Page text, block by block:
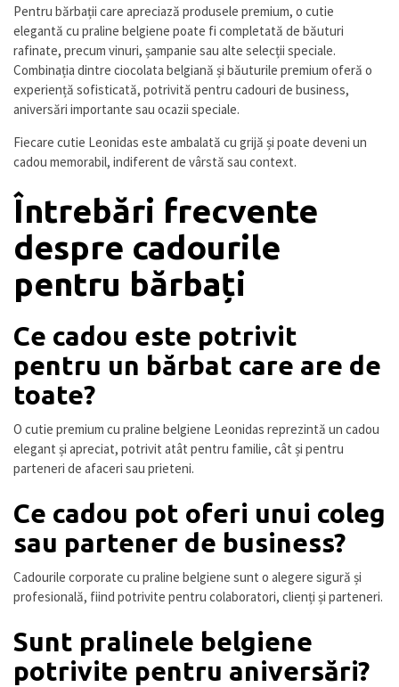
Pentru bărbații care apreciază produsele premium, o cutie
elegantă cu praline belgiene poate fi completată de băuturi
rafinate, precum vinuri, șampanie sau alte selecții speciale.
Combinația dintre ciocolata belgiană și băuturile premium oferă o
experiență sofisticată, potrivită pentru cadouri de business,
aniversări importante sau ocazii speciale.
Fiecare cutie Leonidas este ambalată cu grijă și poate deveni un
cadou memorabil, indiferent de vârstă sau context.
Întrebări frecvente
despre cadourile
pentru bărbați
Ce cadou este potrivit
pentru un bărbat care are de
toate?
O cutie premium cu praline belgiene Leonidas reprezintă un cadou
elegant și apreciat, potrivit atât pentru familie, cât și pentru
parteneri de afaceri sau prieteni.
Ce cadou pot oferi unui coleg
sau partener de business?
Cadourile corporate cu praline belgiene sunt o alegere sigură și
profesională, fiind potrivite pentru colaboratori, clienți și parteneri.
Sunt pralinele belgiene
potrivite pentru aniversări?